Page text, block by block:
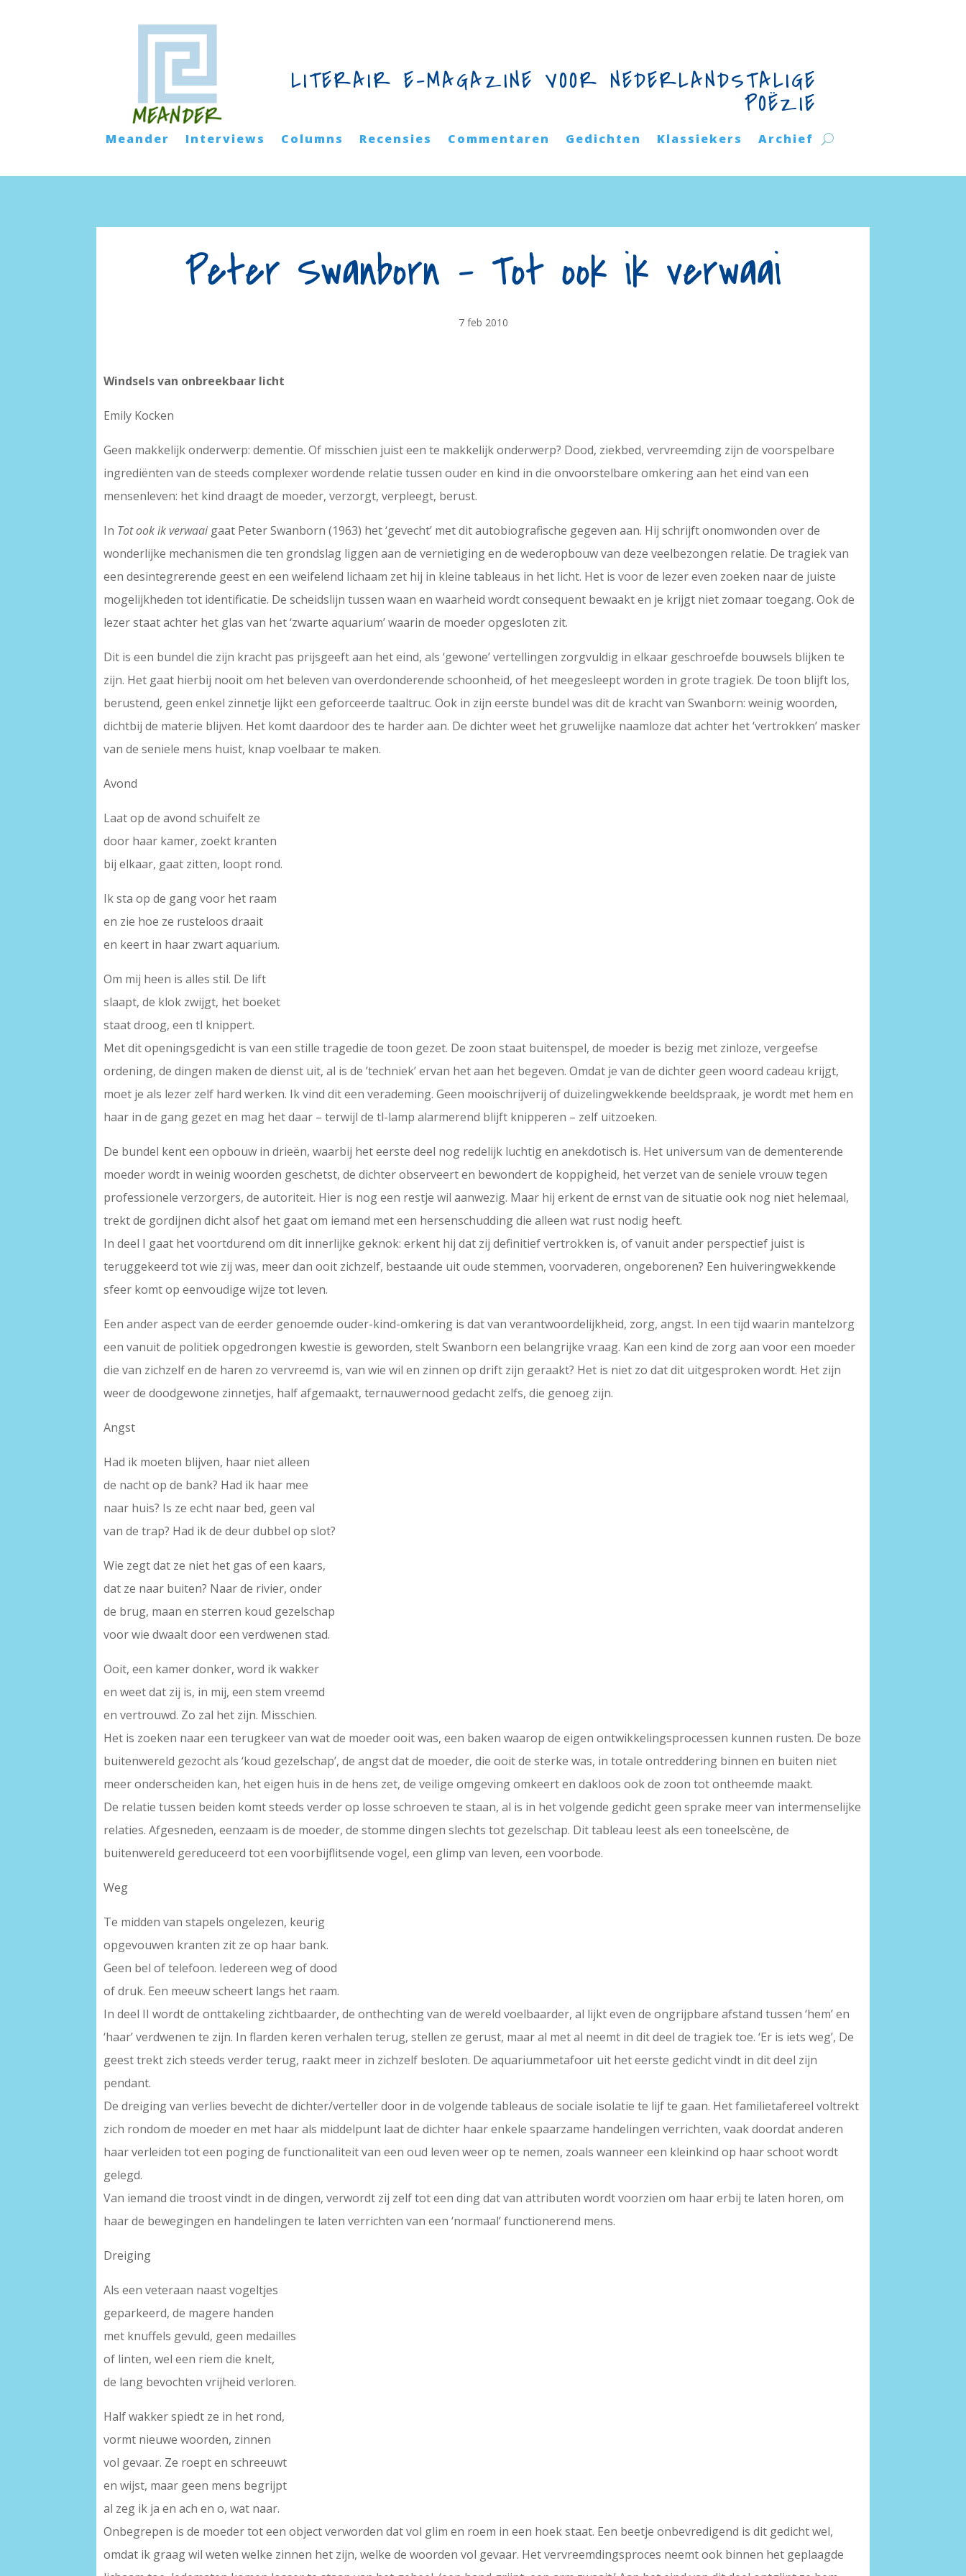
LITERAIR E-MAGAZINE VOOR NEDERLANDSTALIGE
POËZIE
Meander Interviews Columns Recensies Commentaren Gedichten Klassiekers Archief
Peter Swanborn – Tot ook ik verwaai
7 feb 2010
Windsels van onbreekbaar licht
Emily Kocken
Geen makkelijk onderwerp: dementie. Of misschien juist een te makkelijk onderwerp? Dood, ziekbed, vervreemding zijn de voorspelbare
ingrediënten van de steeds complexer wordende relatie tussen ouder en kind in die onvoorstelbare omkering aan het eind van een
mensenleven: het kind draagt de moeder, verzorgt, verpleegt, berust.
In Tot ook ik verwaai gaat Peter Swanborn (1963) het ‘gevecht’ met dit autobiografische gegeven aan. Hij schrijft onomwonden over de
wonderlijke mechanismen die ten grondslag liggen aan de vernietiging en de wederopbouw van deze veelbezongen relatie. De tragiek van
een desintegrerende geest en een weifelend lichaam zet hij in kleine tableaus in het licht. Het is voor de lezer even zoeken naar de juiste
mogelijkheden tot identificatie. De scheidslijn tussen waan en waarheid wordt consequent bewaakt en je krijgt niet zomaar toegang. Ook de
lezer staat achter het glas van het ‘zwarte aquarium’ waarin de moeder opgesloten zit.
Dit is een bundel die zijn kracht pas prijsgeeft aan het eind, als ‘gewone’ vertellingen zorgvuldig in elkaar geschroefde bouwsels blijken te
zijn. Het gaat hierbij nooit om het beleven van overdonderende schoonheid, of het meegesleept worden in grote tragiek. De toon blijft los,
berustend, geen enkel zinnetje lijkt een geforceerde taaltruc. Ook in zijn eerste bundel was dit de kracht van Swanborn: weinig woorden,
dichtbij de materie blijven. Het komt daardoor des te harder aan. De dichter weet het gruwelijke naamloze dat achter het ‘vertrokken’ masker
van de seniele mens huist, knap voelbaar te maken.
Avond
Laat op de avond schuifelt ze
door haar kamer, zoekt kranten
bij elkaar, gaat zitten, loopt rond.
Ik sta op de gang voor het raam
en zie hoe ze rusteloos draait
en keert in haar zwart aquarium.
Om mij heen is alles stil. De lift
slaapt, de klok zwijgt, het boeket
staat droog, een tl knippert.
Met dit openingsgedicht is van een stille tragedie de toon gezet. De zoon staat buitenspel, de moeder is bezig met zinloze, vergeefse
ordening, de dingen maken de dienst uit, al is de ’techniek’ ervan het aan het begeven. Omdat je van de dichter geen woord cadeau krijgt,
moet je als lezer zelf hard werken. Ik vind dit een verademing. Geen mooischrijverij of duizelingwekkende beeldspraak, je wordt met hem en
haar in de gang gezet en mag het daar – terwijl de tl-lamp alarmerend blijft knipperen – zelf uitzoeken.
De bundel kent een opbouw in drieën, waarbij het eerste deel nog redelijk luchtig en anekdotisch is. Het universum van de dementerende
moeder wordt in weinig woorden geschetst, de dichter observeert en bewondert de koppigheid, het verzet van de seniele vrouw tegen
professionele verzorgers, de autoriteit. Hier is nog een restje wil aanwezig. Maar hij erkent de ernst van de situatie ook nog niet helemaal,
trekt de gordijnen dicht alsof het gaat om iemand met een hersenschudding die alleen wat rust nodig heeft.
In deel I gaat het voortdurend om dit innerlijke geknok: erkent hij dat zij definitief vertrokken is, of vanuit ander perspectief juist is
teruggekeerd tot wie zij was, meer dan ooit zichzelf, bestaande uit oude stemmen, voorvaderen, ongeborenen? Een huiveringwekkende
sfeer komt op eenvoudige wijze tot leven.
Een ander aspect van de eerder genoemde ouder-kind-omkering is dat van verantwoordelijkheid, zorg, angst. In een tijd waarin mantelzorg
een vanuit de politiek opgedrongen kwestie is geworden, stelt Swanborn een belangrijke vraag. Kan een kind de zorg aan voor een moeder
die van zichzelf en de haren zo vervreemd is, van wie wil en zinnen op drift zijn geraakt? Het is niet zo dat dit uitgesproken wordt. Het zijn
weer de doodgewone zinnetjes, half afgemaakt, ternauwernood gedacht zelfs, die genoeg zijn.
Angst
Had ik moeten blijven, haar niet alleen
de nacht op de bank? Had ik haar mee
naar huis? Is ze echt naar bed, geen val
van de trap? Had ik de deur dubbel op slot?
Wie zegt dat ze niet het gas of een kaars,
dat ze naar buiten? Naar de rivier, onder
de brug, maan en sterren koud gezelschap
voor wie dwaalt door een verdwenen stad.
Ooit, een kamer donker, word ik wakker
en weet dat zij is, in mij, een stem vreemd
en vertrouwd. Zo zal het zijn. Misschien.
Het is zoeken naar een terugkeer van wat de moeder ooit was, een baken waarop de eigen ontwikkelingsprocessen kunnen rusten. De boze
buitenwereld gezocht als ‘koud gezelschap’, de angst dat de moeder, die ooit de sterke was, in totale ontreddering binnen en buiten niet
meer onderscheiden kan, het eigen huis in de hens zet, de veilige omgeving omkeert en dakloos ook de zoon tot ontheemde maakt.
De relatie tussen beiden komt steeds verder op losse schroeven te staan, al is in het volgende gedicht geen sprake meer van intermenselijke
relaties. Afgesneden, eenzaam is de moeder, de stomme dingen slechts tot gezelschap. Dit tableau leest als een toneelscène, de
buitenwereld gereduceerd tot een voorbijflitsende vogel, een glimp van leven, een voorbode.
Weg
Te midden van stapels ongelezen, keurig
opgevouwen kranten zit ze op haar bank.
Geen bel of telefoon. Iedereen weg of dood
of druk. Een meeuw scheert langs het raam.
In deel II wordt de onttakeling zichtbaarder, de onthechting van de wereld voelbaarder, al lijkt even de ongrijpbare afstand tussen ‘hem’ en
‘haar’ verdwenen te zijn. In flarden keren verhalen terug, stellen ze gerust, maar al met al neemt in dit deel de tragiek toe. ‘Er is iets weg’, De
geest trekt zich steeds verder terug, raakt meer in zichzelf besloten. De aquariummetafoor uit het eerste gedicht vindt in dit deel zijn
pendant.
De dreiging van verlies bevecht de dichter/verteller door in de volgende tableaus de sociale isolatie te lijf te gaan. Het familietafereel voltrekt
zich rondom de moeder en met haar als middelpunt laat de dichter haar enkele spaarzame handelingen verrichten, vaak doordat anderen
haar verleiden tot een poging de functionaliteit van een oud leven weer op te nemen, zoals wanneer een kleinkind op haar schoot wordt
gelegd.
Van iemand die troost vindt in de dingen, verwordt zij zelf tot een ding dat van attributen wordt voorzien om haar erbij te laten horen, om
haar de bewegingen en handelingen te laten verrichten van een ‘normaal’ functionerend mens.
Dreiging
Als een veteraan naast vogeltjes
geparkeerd, de magere handen
met knuffels gevuld, geen medailles
of linten, wel een riem die knelt,
de lang bevochten vrijheid verloren.
Half wakker spiedt ze in het rond,
vormt nieuwe woorden, zinnen
vol gevaar. Ze roept en schreeuwt
en wijst, maar geen mens begrijpt
al zeg ik ja en ach en o, wat naar.
Onbegrepen is de moeder tot een object verworden dat vol glim en roem in een hoek staat. Een beetje onbevredigend is dit gedicht wel,
omdat ik graag wil weten welke zinnen het zijn, welke de woorden vol gevaar. Het vervreemdingsproces neemt ook binnen het geplaagde